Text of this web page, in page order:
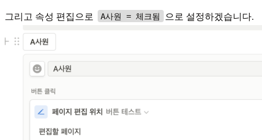
그리고 속성 편집으로 A사원 = 체크됨 으로 설정하겠습니다.